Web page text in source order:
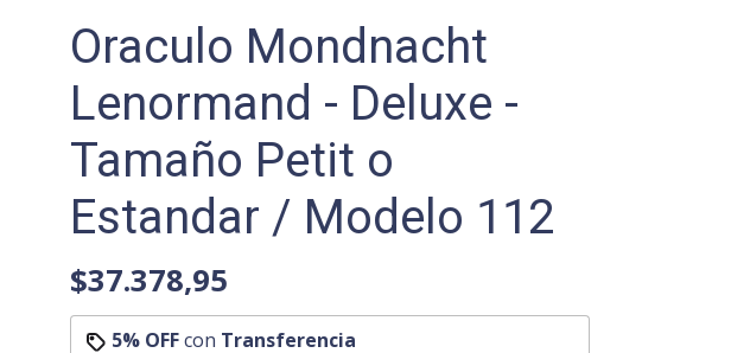
Oraculo Mondnacht
Lenormand - Deluxe -
Tamaño Petit o
Estandar / Modelo 112
$37.378,95
5% OFFcon Transferencia